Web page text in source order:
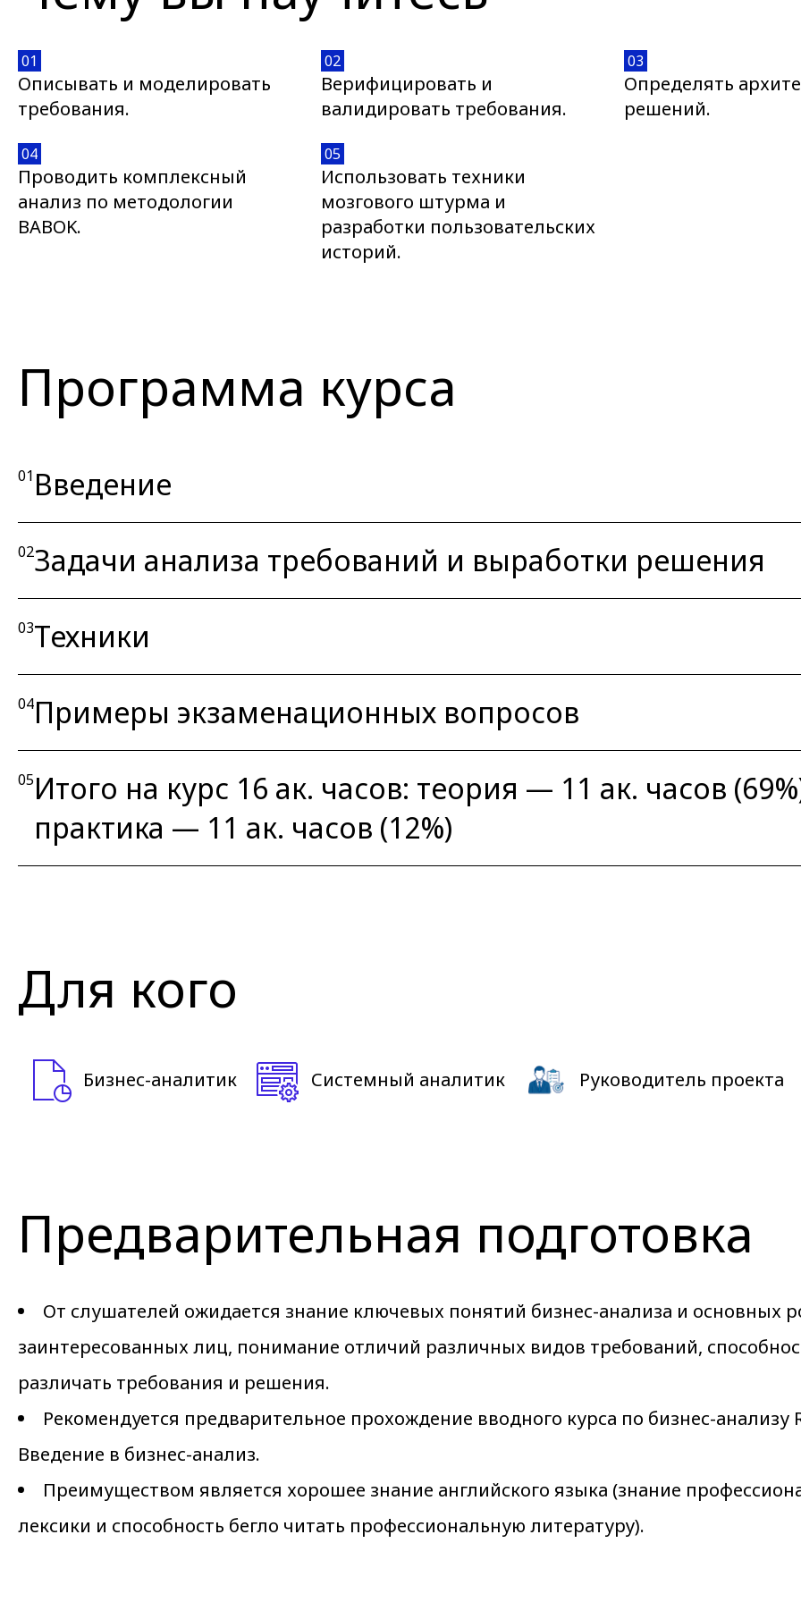
01
Описывать и моделировать
требования.
02
Верифицировать и
валидировать требования.
03
Определять
решений.
04
Проводить комплексный
анализ по методологии
BABOK.
05
Использовать техники
мозгового штурма и
разработки пользовательских
историй.
Программа курса
01 Введение
02Задачи анализа требований и выработки решения
03Техники
04Примеры экзаменационных вопросов
05Итого на курс 16 ак. часов: теория — 11 ак. часов
практика — 11 ак. часов (12%)
Для кого
Бизнес-аналитик Системный аналитик Руководитель проекта
Предварительная подготовка
От слушателей ожидается знание ключевых понятий бизнес-анализа и основных
заинтересованных лиц, понимание отличий различных видов требований,
различать требования и решения.
Рекомендуется предварительное прохождение вводного курса по бизнес-анализу
Введение в бизнес-анализ.
Преимуществом является хорошее знание английского языка (знание
лексики и способность бегло читать профессиональную литературу).